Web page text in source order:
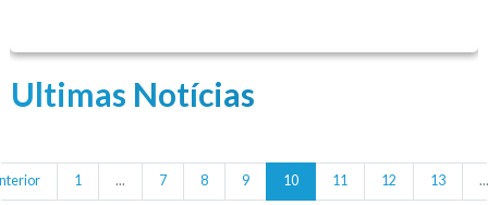
Ultimas Notícias
1 ... 7 8 9 10 11 12 13 ...